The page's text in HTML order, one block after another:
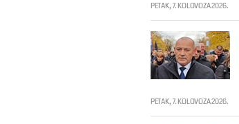
PETAK, 7. KOLOVOZA 2026.
PETAK, 7. KOLOVOZA 2026.